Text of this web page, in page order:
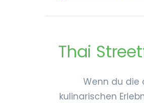
Thai
Wenn du die
kulinarischen